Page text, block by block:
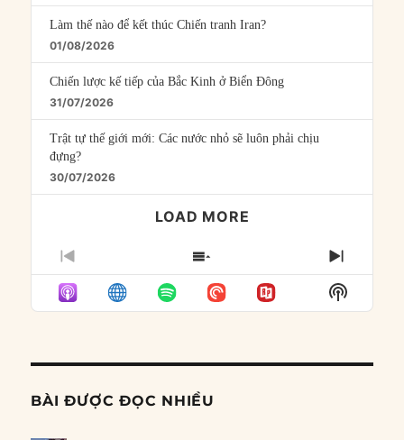
Làm thế nào để kết thúc Chiến tranh Iran?
01/08/2026
Chiến lược kế tiếp của Bắc Kinh ở Biển Đông
31/07/2026
Trật tự thế giới mới: Các nước nhỏ sẽ luôn phải chịu
đựng?
30/07/2026
LOAD MORE
PREVIOUS
EPISODE
SHOW
EPISODES
LIST
NEXT
Show
Podcast
BÀI ĐƯỢC ĐỌC NHIỀU